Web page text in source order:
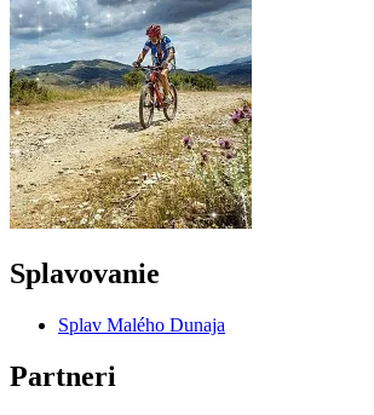
Splavovanie
Splav Malého Dunaja
Partneri